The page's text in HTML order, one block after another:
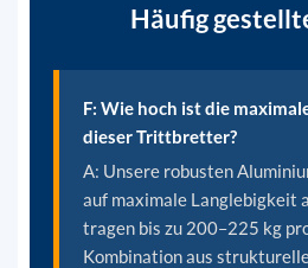
Häufig
F: Wie hoch ist die
dieser Trittbretter?
A: Unsere robusten
auf maximale Langlebigkeit
tragen bis zu 200–225 kg
Kombination aus